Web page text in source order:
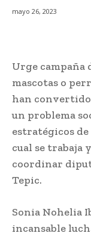
mayo 26, 2023
Urge
mascotas o
han convertido
un problema
estratégicos
cual se trabaja
coordinar
Tepic.
Sonia Nohelia
incansable